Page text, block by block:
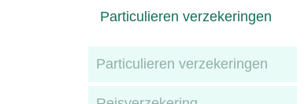
Particulieren verzekeringen
Particulieren verzekeringen